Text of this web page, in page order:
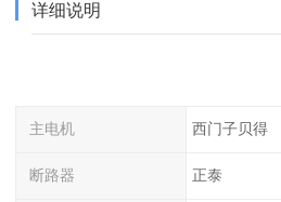
详细说明
主电机 西门子贝得
断路器 正泰